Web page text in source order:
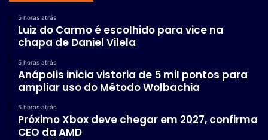
5 horas atrás
Luiz do Carmo é escolhido para vice na
chapa de Daniel Vilela
5 horas atrás
Anápolis inicia vistoria de 5 mil pontos para
ampliar uso do Método Wolbachia
5 horas atrás
Próximo Xbox deve chegar em 2027, confirma
CEO da AMD